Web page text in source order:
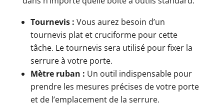
Tournevis : Vous aurez besoin d’un
tournevis plat et cruciforme pour cette
tâche. Le tournevis sera utilisé pour fixer la
serrure à votre porte.
Mètre ruban : Un outil indispensable pour
prendre les mesures précises de votre porte
et de l’emplacement de la serrure.